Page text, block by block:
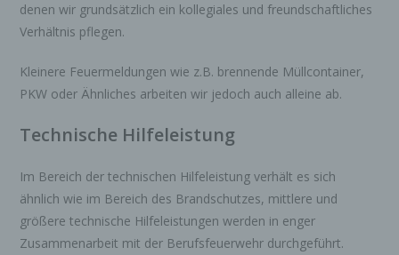
denen wir grundsätzlich ein kollegiales und freundschaftliches
Verhältnis pflegen.
Kleinere Feuermeldungen wie z.B. brennende Müllcontainer,
PKW oder Ähnliches arbeiten wir jedoch auch alleine ab.
Technische Hilfeleistung
Im Bereich der technischen Hilfeleistung verhält es sich
ähnlich wie im Bereich des Brandschutzes, mittlere und
größere technische Hilfeleistungen werden in enger
Zusammenarbeit mit der Berufsfeuerwehr durchgeführt.